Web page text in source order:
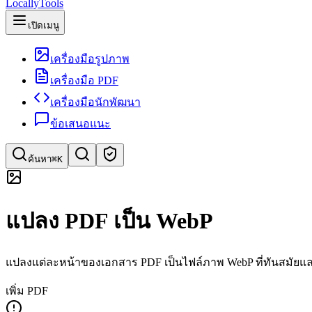
LocallyTools
เปิดเมนู
เครื่องมือรูปภาพ
เครื่องมือ PDF
เครื่องมือนักพัฒนา
ข้อเสนอแนะ
ค้นหา⌘K
ค้นหาด่วนสำหรับเครื่องมือ
แปลง PDF เป็น WebP
แปลงแต่ละหน้าของเอกสาร PDF เป็นไฟล์ภาพ WebP ที่ทันสมัย
เพิ่ม PDF